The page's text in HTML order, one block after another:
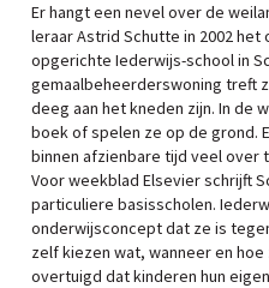
Er hangt een nevel over de
leraar Astrid Schutte in 2002
opgerichte Iederwijs-school in
gemaalbeheerderswoning treft
deeg aan het kneden zijn. In de
boek of spelen ze op de grond.
binnen afzienbare tijd veel over
Voor weekblad Elsevier schrijft
particuliere basisscholen.
onderwijsconcept dat ze is
zelf kiezen wat, wanneer en
overtuigd dat kinderen hun